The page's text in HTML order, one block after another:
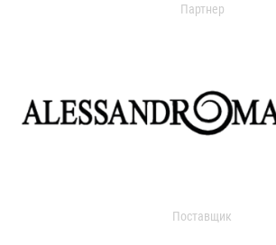
Партнер
Поставщик